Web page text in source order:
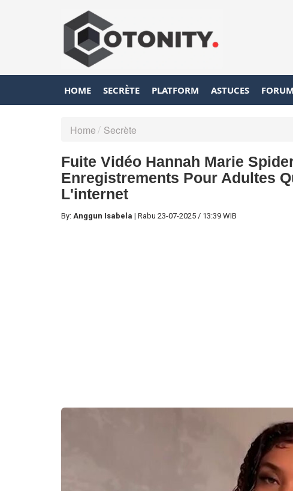
HOME SECRÈTE PLATFORM ASTUCES
Home Secrète
Fuite Vidéo Hannah Marie
Enregistrements Pour Adultes
L'internet
By: Anggun Isabela | Rabu 23-07-2025 / 13:39 WIB